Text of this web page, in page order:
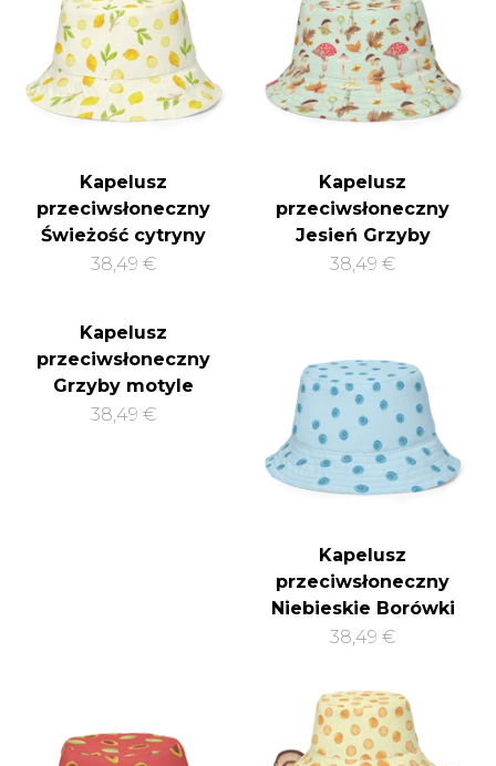
Kapelusz
przeciwsłoneczny
Świeżość cytryny
38,49 €
Kapelusz
przeciwsłoneczny
Jesień Grzyby
38,49 €
Kapelusz
przeciwsłoneczny
Grzyby motyle
38,49 €
Kapelusz
przeciwsłoneczny
Niebieskie Borówki
38,49 €